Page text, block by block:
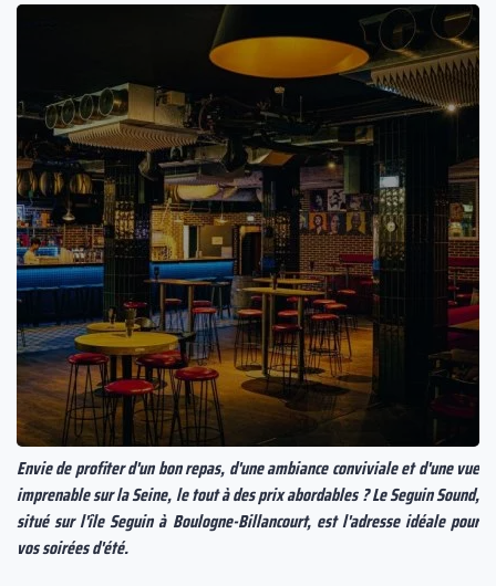
Envie de profiter d'un bon repas, d'une ambiance conviviale et d'une vue
imprenable sur la Seine, le tout à des prix abordables ? Le Seguin Sound,
situé sur l'île Seguin à Boulogne-Billancourt, est l'adresse idéale pour
vos soirées d'été.